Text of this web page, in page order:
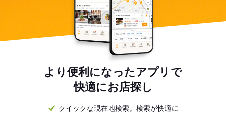
より便利になったアプリで
快適にお店探し
クイックな現在地検索。検索が快適に